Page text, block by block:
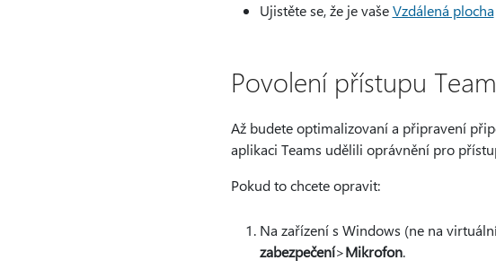
Ujistěte se, že je vašeVzdálená plocha
Povolení přístupu
Až budete optimalizovaní a připravení
aplikaci Teams udělili oprávnění pro
Pokud to chcete opravit:
Na zařízení s Windows (ne na
zabezpečení>Mikrofon.